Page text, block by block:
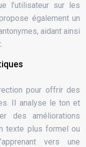
l’utilisateur sur les
également un
aidant ainsi
pour offrir des
Il analyse le ton et
des améliorations
texte plus formel ou
vers une